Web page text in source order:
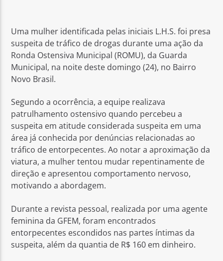
Uma mulher identificada pelas iniciais L.H.S. foi presa
suspeita de tráfico de drogas durante uma ação da
Ronda Ostensiva Municipal (ROMU), da Guarda
Municipal, na noite deste domingo (24), no Bairro
Novo Brasil.
Segundo a ocorrência, a equipe realizava
patrulhamento ostensivo quando percebeu a
suspeita em atitude considerada suspeita em uma
área já conhecida por denúncias relacionadas ao
tráfico de entorpecentes. Ao notar a aproximação da
viatura, a mulher tentou mudar repentinamente de
direção e apresentou comportamento nervoso,
motivando a abordagem.
Durante a revista pessoal, realizada por uma agente
feminina da GFEM, foram encontrados
entorpecentes escondidos nas partes íntimas da
suspeita, além da quantia de R$ 160 em dinheiro.